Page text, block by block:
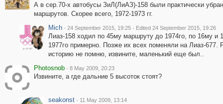
А в сер.70-х автобусы ЗиЛ(ЛиАЗ)-158 были практически
маршрутов. Скорее всего, 1972-1973 гг.
Mich · 24 September 2015, 19:25 · Edited 24 September 2015, 19:26
Лиаз-158 ходил по 45му маршруту до 1974го, по 16му и
1977го примерно. Позже их всех поменяли на Лиаз-677.
историю не помню, извините, маленький еще был..
Photosnob · 8 May 2009, 20:23
Извините, а где дальние 5 высоток стоят?
seakonst · 11 May 2009, 13:14